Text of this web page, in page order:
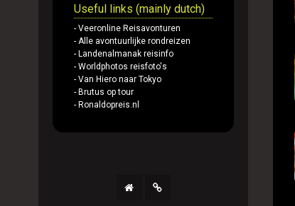
Useful links (mainly dutch)
- Veeronline Reisavonturen
- Alle avontuurlijke rondreizen
- Landenalmanak reisinfo
- Worldphotos reisfoto's
- Van Hiero naar Tokyo
- Brutus op tour
- Ronaldopreis.nl